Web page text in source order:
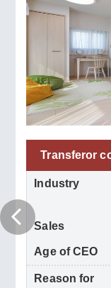
Transferor
Industry
Sales
Age of CEO
Reason for